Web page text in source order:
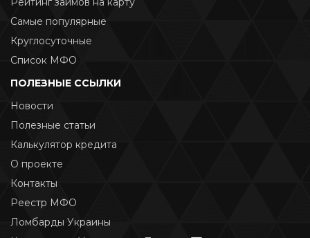
Самые популярные
Круглосуточные
Список МФО
ПОЛЕЗНЫЕ ССЫЛКИ
Новости
Полезные статьи
Калькулятор кредита
О проекте
Контакты
Реестр МФО
Ломбарды Украины